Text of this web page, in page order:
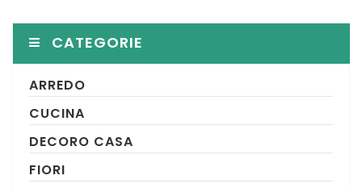
CATEGORIE
ARREDO
CUCINA
DECORO CASA
FIORI